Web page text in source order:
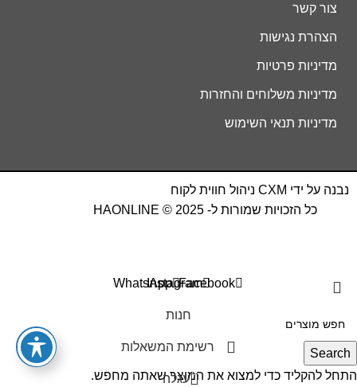
צור קשר
הצהרת נגישות
מדיניות פרטיות
מדיניות משלוחים והחזרות
מדיניות תנאי השימוש
נבנה על ידי CXM ניהול חווית לקוח
כל הזכויות שמורות ל- HAONLINE © 2025
Search
התחל להקליד כדי למצוא את המוצר שאתה מחפש.
Facebook
Instagram
WhatsApp
חנות
רשימת המשאלות
0 עגלה